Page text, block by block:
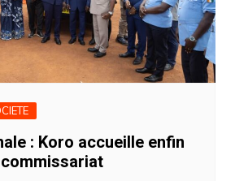
: Koro accueille enfin